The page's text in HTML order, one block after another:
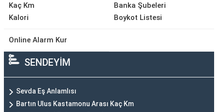
Kaç Km
Kalori
Banka Şubeleri
Boykot Listesi
Online Alarm Kur
SENDEYİM
Sevda Eş Anlamlısı
Bartın Ulus Kastamonu Arası Kaç Km